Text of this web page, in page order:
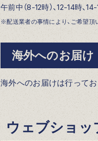
午前中（8-12時）、12-14時、
※配送業者の事情により、ご希望頂
海外へのお届け
海外へのお届けは行ってお
ウェブショッ